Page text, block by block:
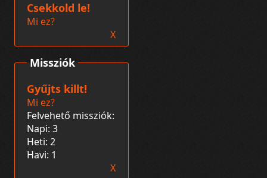
Missziók
Gyűjts killt!
Mi ez?
Felvehető missziók:
Napi: 3
Heti: 2
Havi: 1
X
Csekkold le!
Mi ez?
X